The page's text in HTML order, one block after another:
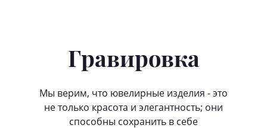
Гравировка
Мы верим, что ювелирные изделия - это
не только красота и элегантность; они
способны сохранить в себе